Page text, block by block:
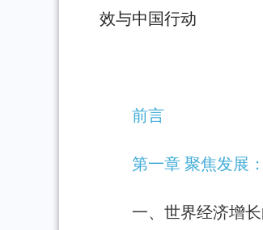
效与中国行动
前言
第一章 聚焦发展
一、世界经济增